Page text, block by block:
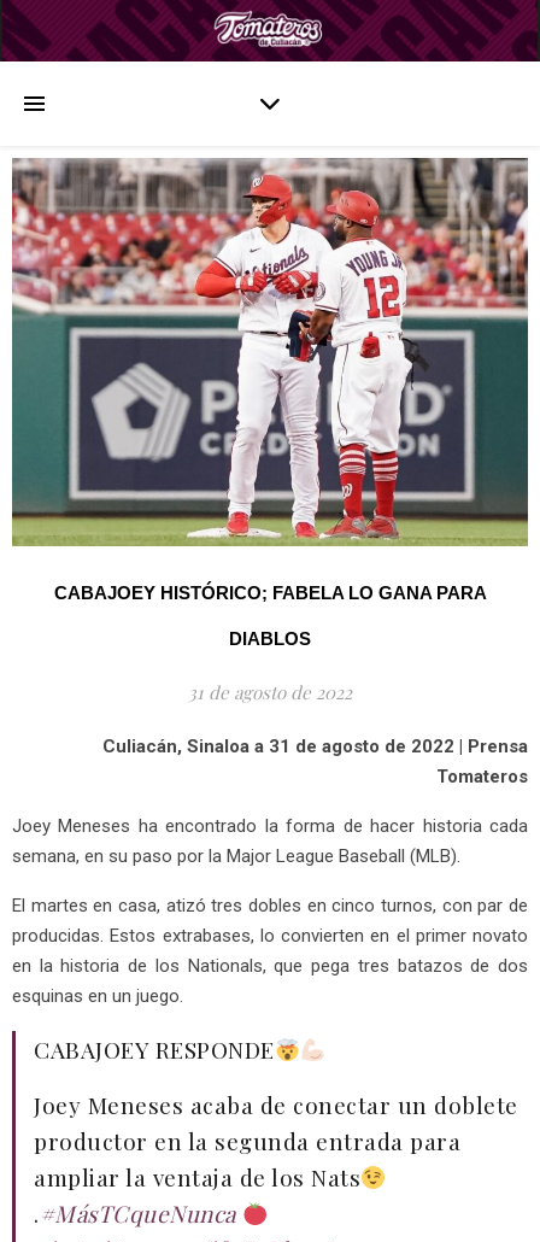
CABAJOEY HISTÓRICO; FABELA LO GANA PARA
DIABLOS
31 de agosto de 2022
Culiacán, Sinaloa a 31 de agosto de 2022 | Prensa
Tomateros
Joey Meneses ha encontrado la forma de hacer historia cada
semana, en su paso por la Major League Baseball (MLB).
El martes en casa, atizó tres dobles en cinco turnos, con par de
producidas. Estos extrabases, lo convierten en el primer novato
en la historia de los Nationals, que pega tres batazos de dos
esquinas en un juego.
CABAJOEY RESPONDE
Joey Meneses acaba de conectar un doblete
productor en la segunda entrada para
ampliar la ventaja de los Nats
.#MásTCqueNunca